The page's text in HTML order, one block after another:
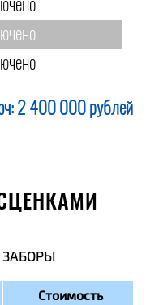
2 400 000 рублей
Стоимость